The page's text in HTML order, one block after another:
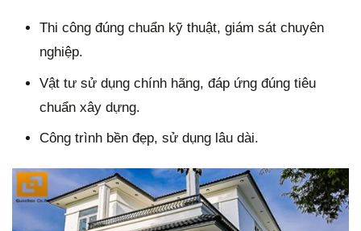
Thi công đúng chuẩn kỹ thuật, giám sát chuyên
nghiệp.
Vật tư sử dụng chính hãng, đáp ứng đúng tiêu
chuẩn xây dựng.
Công trình bền đẹp, sử dụng lâu dài.